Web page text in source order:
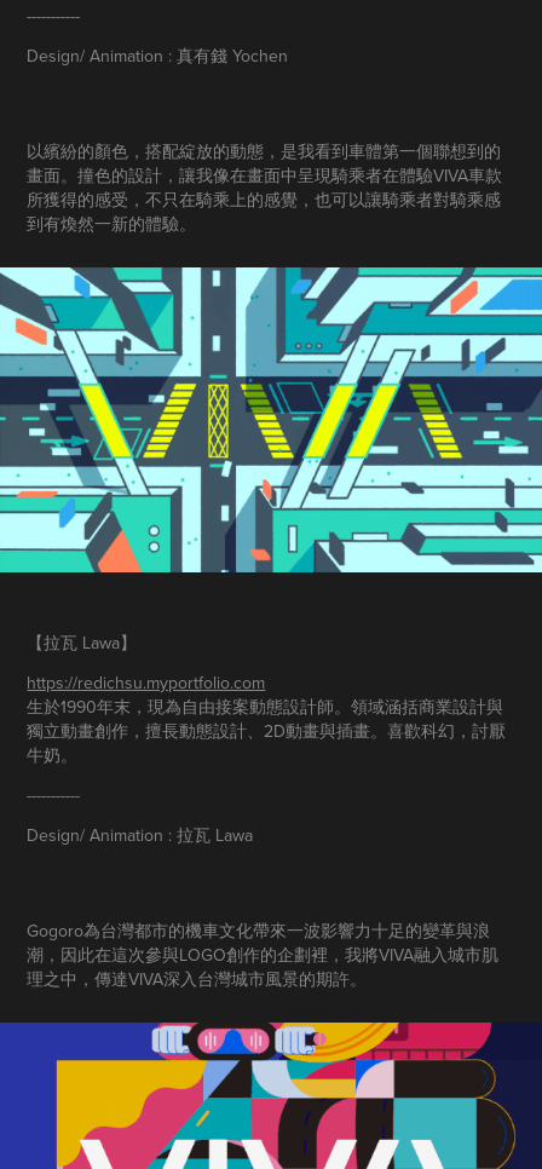
-----------
Design/ Animation : 真有錢 Yochen
以繽紛的顏色，搭配綻放的動態，是我看到車體第一個聯想到的
畫面。撞色的設計，讓我像在畫面中呈現騎乘者在體驗VIVA車款
所獲得的感受，不只在騎乘上的感覺，也可以讓騎乘者對騎乘感
到有煥然一新的體驗。
【拉瓦 Lawa​​​​​​​】
https://redichsu.myportfolio.com
生於1990年末，現為自由接案動態設計師。領域涵括商業設計與
獨立動畫創作，擅長動態設計、2D動畫與插畫。喜歡科幻，討厭
牛奶。​​​​​​​
-----------
Design/ Animation : 拉瓦 Lawa
Gogoro為台灣都市的機車文化帶來一波影響力十足的變革與浪
潮，因此在這次參與LOGO創作的企劃裡，我將VIVA融入城市肌
理之中，傳達VIVA深入台灣城市風景的期許。